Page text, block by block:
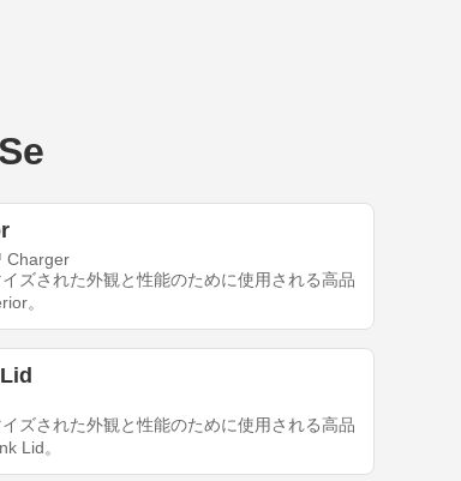
Charger
ズされた外観と性能のために使用される高品
。
ズされた外観と性能のために使用される高品
Lid。